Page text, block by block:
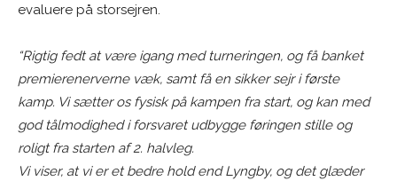
evaluere på storsejren.
“Rigtig fedt at være igang med turneringen, og få banket
premierenerverne væk, samt få en sikker sejr i første
kamp. Vi sætter os fysisk på kampen fra start, og kan med
god tålmodighed i forsvaret udbygge føringen stille og
roligt fra starten af 2. halvleg.
Vi viser, at vi er et bedre hold end Lyngby, og det glæder